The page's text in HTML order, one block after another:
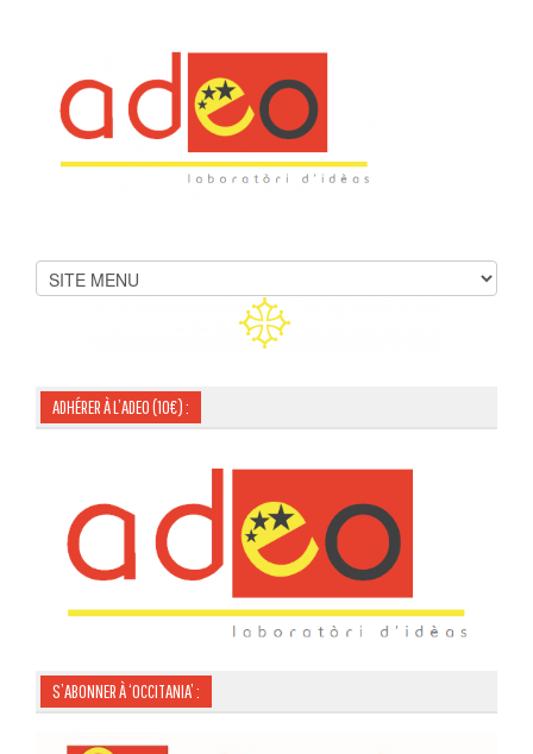
ADHÉRER À L’ADEO (10€) :
S’ABONNER À ‘OCCITANIA’ :